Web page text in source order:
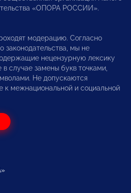
«ОПОРА РОССИИ».
модерацию. Согласно
законодательства, мы не
нецензурную лексику
случае замены букв точками,
Не допускаются
межнациональной и социальной